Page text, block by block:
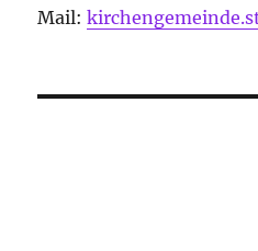
Mail: